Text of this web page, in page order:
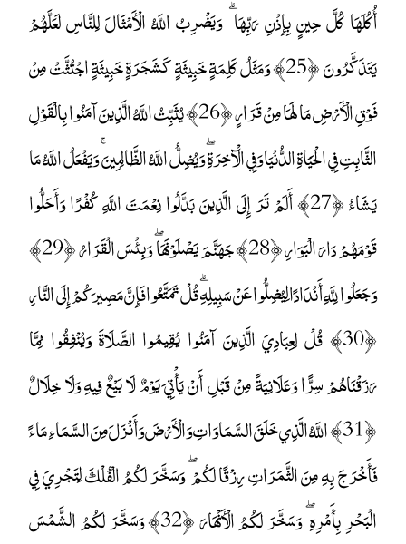
أُكُلَهَا كُلَّ حِينٍ بِإِذْنِ رَبِّهَا ۗ وَيَضْرِبُ اللَّهُ الْأَمْثَالَ لِلنَّاسِ لَعَلَّهُمْ
يَتَذَكَّرُونَ ﴿25﴾ وَمَثَلُ كَلِمَةٍ خَبِيثَةٍ كَشَجَرَةٍ خَبِيثَةٍ اجْتُثَّتْ مِنْ
فَوْقِ الْأَرْضِ مَا لَهَا مِنْ قَرَارٍ ﴿26﴾ يُثَبِّتُ اللَّهُ الَّذِينَ آمَنُوا بِالْقَوْلِ
الثَّابِتِ فِي الْحَيَاةِ الدُّنْيَا وَفِي الْآخِرَةِ ۖ وَيُضِلُّ اللَّهُ الظَّالِمِينَ ۚ وَيَفْعَلُ اللَّهُ مَا
يَشَاءُ ﴿27﴾ أَلَمْ تَرَ إِلَى الَّذِينَ بَدَّلُوا نِعْمَتَ اللَّهِ كُفْرًا وَأَحَلُّوا
قَوْمَهُمْ دَارَ الْبَوَارِ ﴿28﴾ جَهَنَّمَ يَصْلَوْنَهَا ۖ وَبِئْسَ الْقَرَارُ ﴿29﴾
وَجَعَلُوا لِلَّهِ أَنْدَادًا لِيُضِلُّوا عَنْ سَبِيلِهِ ۗ قُلْ تَمَتَّعُوا فَإِنَّ مَصِيرَكُمْ إِلَى النَّارِ
﴿30﴾ قُلْ لِعِبَادِيَ الَّذِينَ آمَنُوا يُقِيمُوا الصَّلَاةَ وَيُنْفِقُوا مِمَّا
رَزَقْنَاهُمْ سِرًّا وَعَلَانِيَةً مِنْ قَبْلِ أَنْ يَأْتِيَ يَوْمٌ لَا بَيْعٌ فِيهِ وَلَا خِلَالٌ
﴿31﴾ اللَّهُ الَّذِي خَلَقَ السَّمَاوَاتِ وَالْأَرْضَ وَأَنْزَلَ مِنَ السَّمَاءِ مَاءً
فَأَخْرَجَ بِهِ مِنَ الثَّمَرَاتِ رِزْقًا لَكُمْ ۖ وَسَخَّرَ لَكُمُ الْفُلْكَ لِتَجْرِيَ فِي
الْبَحْرِ بِأَمْرِهِ ۖ وَسَخَّرَ لَكُمُ الْأَنْهَارَ ﴿32﴾ وَسَخَّرَ لَكُمُ الشَّمْسَ